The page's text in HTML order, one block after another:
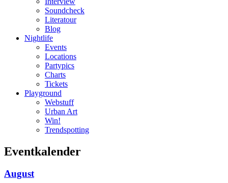
Soundcheck
Literatour
Blog
Nightlife
Events
Locations
Partypics
Charts
Tickets
Playground
Webstuff
Urban Art
Win!
Trendspotting
Eventkalender
August